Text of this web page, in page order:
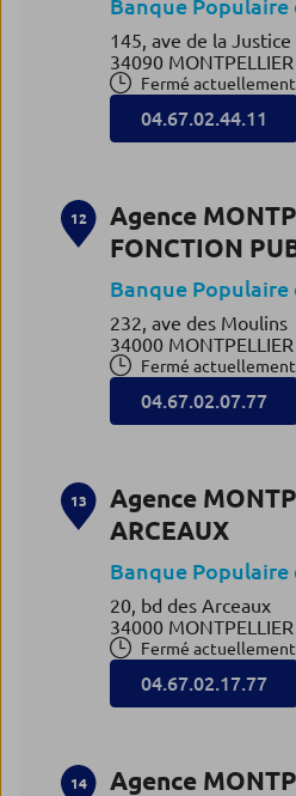
Banque Populaire
145, ave de la
34090 MONTPELLIER
Fermé actuellement
04.67.02.44.11
12
Agence
FONCTION
Banque Populaire
232, ave des Moulins
34000 MONTPELLIER
Fermé actuellement
04.67.02.07.77
13
Agence
ARCEAUX
Banque Populaire
20, bd des Arceaux
34000 MONTPELLIER
Fermé actuellement
04.67.02.17.77
14
Agence